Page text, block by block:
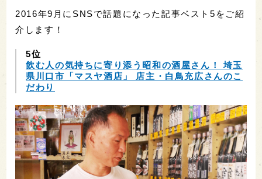
2016年9月にSNSで話題になった記事ベスト5をご紹
介します！
5位
飲む人の気持ちに寄り添う昭和の酒屋さん！ 埼玉
県川口市「マスヤ酒店」 店主・白鳥充広さんのこ
だわり